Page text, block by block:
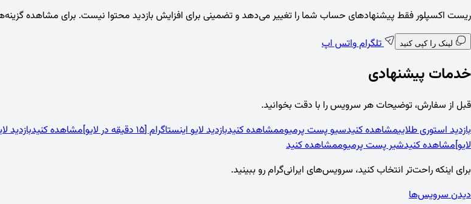
ریست اکسپلور فقط پیشنهادهای حساب شما را تغییر می‌دهد و تضمینی برای افزایش بازدید محتوا نیست. برای مشاهده
تلگرامواتس اپ
خدمات پیشنهادی
قبل از سفارش، توضیحات هر سرویس را با دقت بخوانید.
بازدید استوری طلاییمشاهده کنیدسیو پست پرمیوممشاهده کنیدبازدید لایو اینستاگرام [15 دقیقه در لایو] مشاهده کنیدبازدید لایو
لایو]مشاهده کنیدشیر پست پرمیوممشاهده کنید
برای اینکه راحت‌تر انتخاب کنید، سرویس‌های ایرانی‌گرام رو ببینید.
دیدن سرویس‌ها